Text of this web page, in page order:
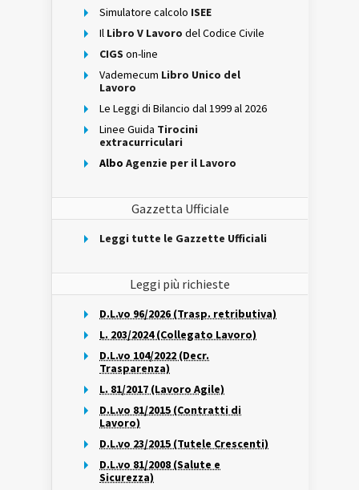
Simulatore calcolo ISEE
Il Libro V Lavoro del Codice Civile
CIGS on-line
Vademecum Libro Unico del
Lavoro
Le Leggi di Bilancio dal 1999 al 2026
Linee Guida Tirocini
extracurriculari
Albo Agenzie per il Lavoro
Gazzetta Ufficiale
Leggi tutte le Gazzette Ufficiali
Leggi più richieste
D.L.vo 96/2026 (Trasp. retributiva)
L. 203/2024 (Collegato Lavoro)
D.L.vo 104/2022 (Decr.
Trasparenza)
L. 81/2017 (Lavoro Agile)
D.L.vo 81/2015 (Contratti di
Lavoro)
D.L.vo 23/2015 (Tutele Crescenti)
D.L.vo 81/2008 (Salute e
Sicurezza)